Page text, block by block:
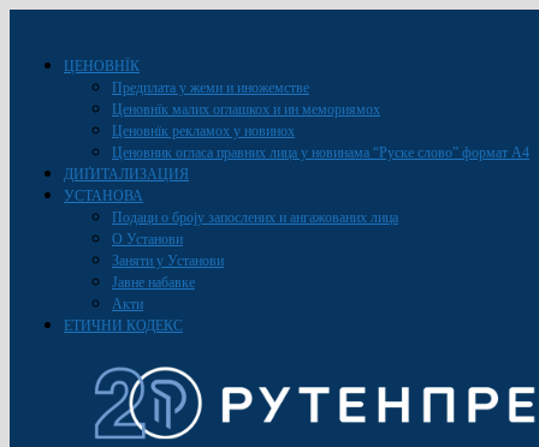
ЦЕНОВНЇК
Предплата у жеми и иножемстве
Ценовнїк малих оглашкох и ин мемориямох
Ценовнїк рекламох у новинох
Ценовник огласа правних лица у новинама “Руске слово” формат A4
ДИҐИТАЛИЗАЦИЯ
УСТАНОВА
Подаци о броју запослених и ангажованих лица
О Установи
Заняти у Установи
Јавне набавке
Акти
ЕТИЧНИ КОДЕКС